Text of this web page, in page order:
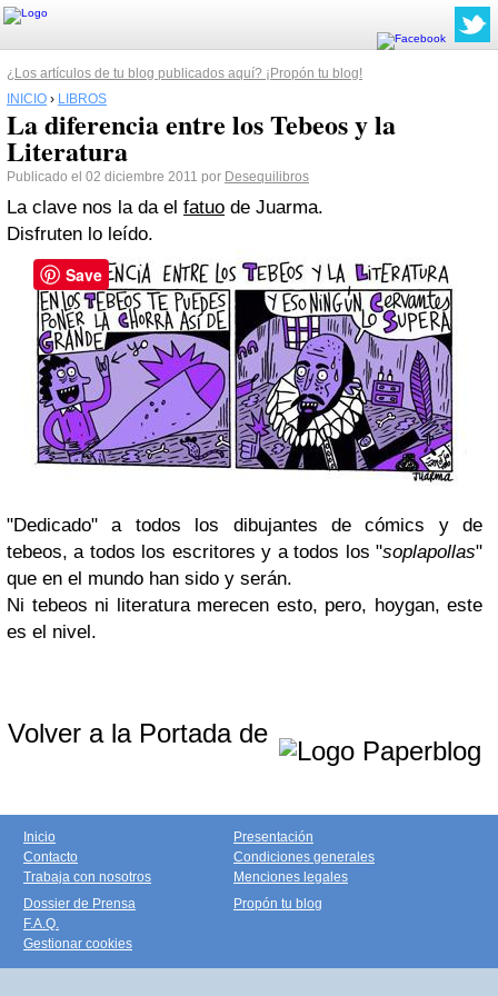
¿Los artículos de tu blog publicados aquí? ¡Propón tu blog!
INICIO › LIBROS
La diferencia entre los Tebeos y la
Literatura
Publicado el 02 diciembre 2011 por Desequilibros
La clave nos la da el fatuo de Juarma.
Disfruten lo leído.
"Dedicado" a todos los dibujantes de cómics y de
tebeos, a todos los escritores y a todos los "soplapollas"
que en el mundo han sido y serán.
Ni tebeos ni literatura merecen esto, pero, hoygan, este
es el nivel.
Volver a la Portada de
Inicio
Contacto
Trabaja con nosotros
Presentación
Condiciones generales
Menciones legales
Dossier de Prensa
F.A.Q.
Gestionar cookies
Propón tu blog
Save